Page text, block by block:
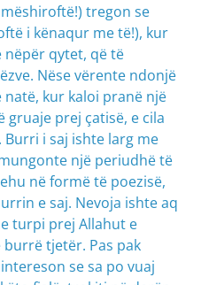
tregon se
i kënaqur me të!), kur
nëpër qytet, që të
Nëse vërente ndonjë
natë, kur kaloi pranë një
gruaje prej çatisë, e cila
i saj ishte larg me
një periudhë të
në formë të poezisë,
e saj. Nevoja ishte aq
turpi prej Allahut e
tjetër. Pas pak
se sa po vuaj